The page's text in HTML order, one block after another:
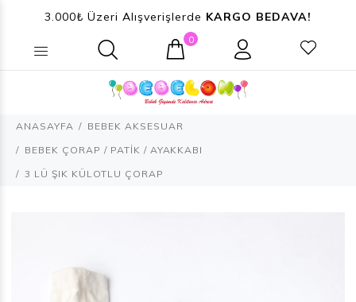
3.000₺ Üzeri Alışverişlerde KARGO BEDAVA!
Ne aramıştınız? (Ürün, Kategori ...)
0
ANASAYFA
BEBEK AKSESUAR
BEBEK ÇORAP / PATİK / AYAKKABI
3 LÜ ŞIK KÜLOTLU ÇORAP